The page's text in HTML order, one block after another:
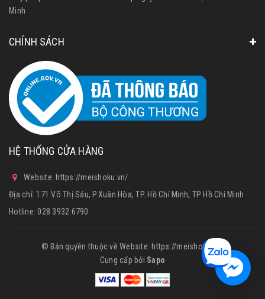
Minh
CHÍNH SÁCH
HỆ THỐNG CỬA HÀNG
Website: https://meishoku.vn/
Địa chỉ: 171 Võ Thị Sáu, P.Xuân Hòa, TP. Hồ Chí Minh, TP Hồ Chí Minh
Hotline:028 3932 6790
© Bản quyền thuộc về Website: https://meishoku.vn/
Cung cấp bởi Sapo